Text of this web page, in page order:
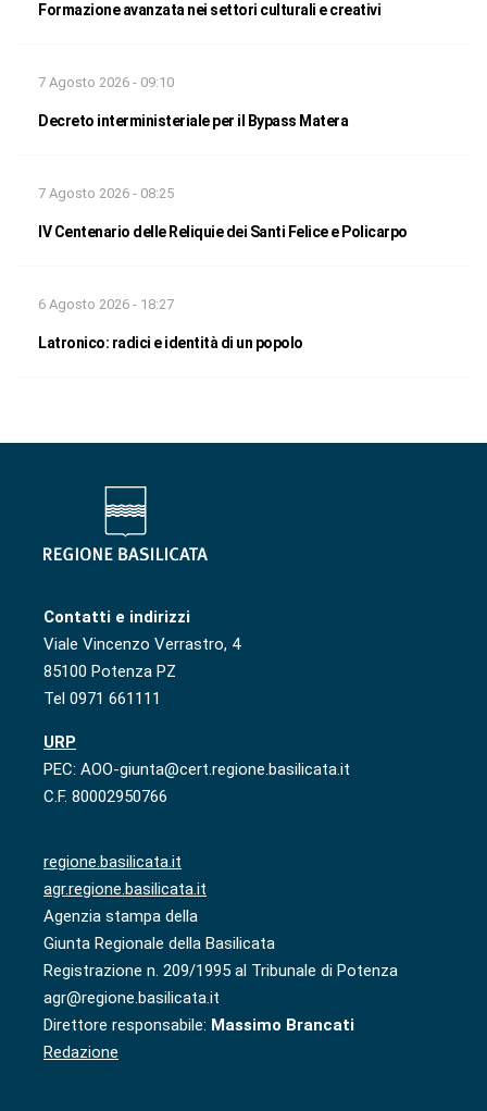
Formazione avanzata nei settori culturali e creativi
7 Agosto 2026 - 09:10
Decreto interministeriale per il Bypass Matera
7 Agosto 2026 - 08:25
IV Centenario delle Reliquie dei Santi Felice e Policarpo
6 Agosto 2026 - 18:27
Latronico: radici e identità di un popolo
Contatti e indirizzi
Viale Vincenzo Verrastro, 4
85100 Potenza PZ
Tel 0971 661111
URP
PEC: AOO-giunta@cert.regione.basilicata.it
C.F. 80002950766
regione.basilicata.it
agr.regione.basilicata.it
Agenzia stampa della
Giunta Regionale della Basilicata
Registrazione n. 209/1995 al Tribunale di Potenza
agr@regione.basilicata.it
Direttore responsabile: Massimo Brancati
Redazione